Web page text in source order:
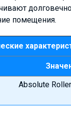
помещения.
Absolute